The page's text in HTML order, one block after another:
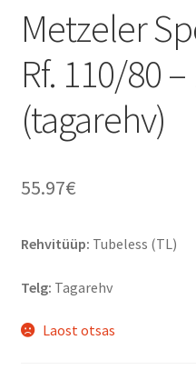
Metzeler
Rf. 110/80
(tagarehv)
55.97€
Rehvitüüp: Tubeless (TL)
Telg: Tagarehv
Laost otsas